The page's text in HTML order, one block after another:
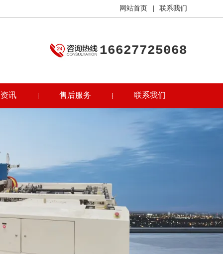
网站首页 联系我们
16627725068
讯 售后服务 联系我们